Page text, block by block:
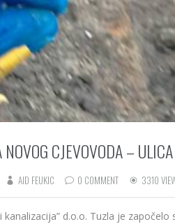
NOVOG CJEVOVODA –
AID FEUKIC 0 COMMENT 3310
i kanalizacija” d.o.o. Tuzla je